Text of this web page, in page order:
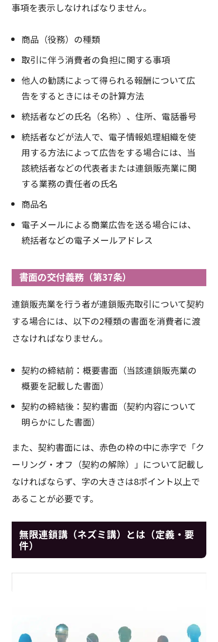
事項を表示しなければなりません。
商品（役務）の種類
取引に伴う消費者の負担に関する事項
他人の勧誘によって得られる報酬について広
告をするときにはその計算方法
統括者などの氏名（名称）、住所、電話番号
統括者などが法人で、電子情報処理組織を使
用する方法によって広告をする場合には、当
該統括者などの代表者または連鎖販売業に関
する業務の責任者の氏名
商品名
電子メールによる商業広告を送る場合には、
統括者などの電子メールアドレス
書面の交付義務（第37条）
連鎖販売業を行う者が連鎖販売取引について契約
する場合には、以下の2種類の書面を消費者に渡
さなければなりません。
契約の締結前：概要書面（当該連鎖販売業の
概要を記載した書面）
契約の締結後：契約書面（契約内容について
明らかにした書面）
また、契約書面には、赤色の枠の中に赤字で「ク
ーリング・オフ（契約の解除）」について記載し
なければならず、字の大きさは8ポイント以上で
あることが必要です。
無限連鎖講（ネズミ講）とは（定義・要
件）